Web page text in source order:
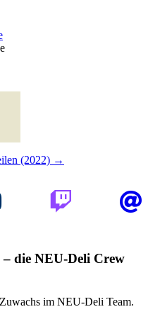
(2022) →
– die NEU-Deli Crew
im NEU-Deli Team.